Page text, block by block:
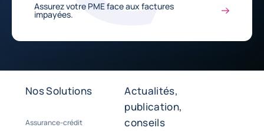
Assurez votre PME face aux factures
impayées.
Nos Solutions
Assurance-crédit
Actualités,
publication,
conseils